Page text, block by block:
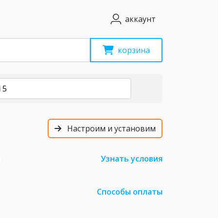
аккаунт
корзина
5
Настроим и установим
Узнать условия
Способы оплаты